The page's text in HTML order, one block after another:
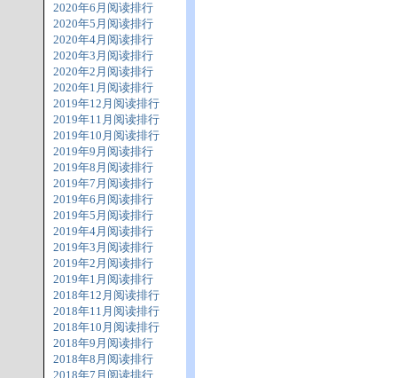
2020年6月阅读排行
2020年5月阅读排行
2020年4月阅读排行
2020年3月阅读排行
2020年2月阅读排行
2020年1月阅读排行
2019年12月阅读排行
2019年11月阅读排行
2019年10月阅读排行
2019年9月阅读排行
2019年8月阅读排行
2019年7月阅读排行
2019年6月阅读排行
2019年5月阅读排行
2019年4月阅读排行
2019年3月阅读排行
2019年2月阅读排行
2019年1月阅读排行
2018年12月阅读排行
2018年11月阅读排行
2018年10月阅读排行
2018年9月阅读排行
2018年8月阅读排行
2018年7月阅读排行